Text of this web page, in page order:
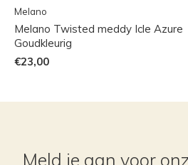
Melano
Melano Twisted meddy Icle Azure
Goudkleurig
€23,00
Meld je aan voor